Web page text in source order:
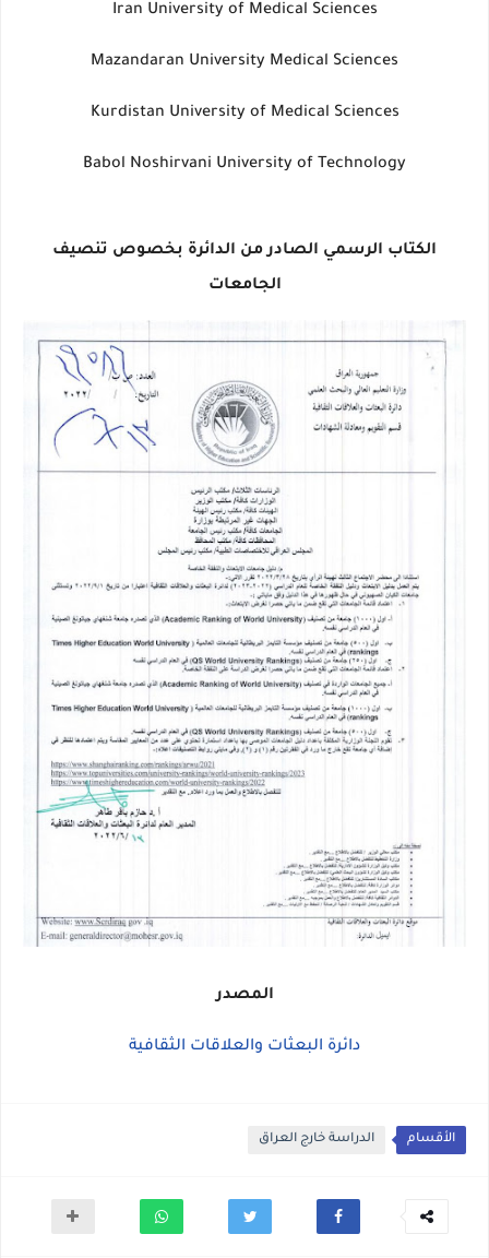
Iran University of Medical Sciences
Mazandaran University Medical Sciences
Kurdistan University of Medical Sciences
Babol Noshirvani University of Technology
الكتاب الرسمي الصادر من الدائرة بخصوص تنصيف
الجامعات
المصدر
دائرة البعثات والعلاقات الثقافية
الأقسام الدراسة خارج العراق